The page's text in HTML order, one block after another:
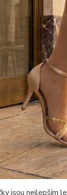
jsou nejlepším